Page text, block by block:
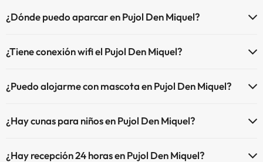
¿Dónde puedo aparcar en Pujol Den Miquel?
aparcamiento (bajo disponibilidad):
Parking exterior de pago
¿Tiene conexión wifi el Pujol Den Miquel?
El Pujol Den Miquel dispone de Internet corner.
¿Puedo alojarme con mascota en Pujol Den Miquel?
directo en hotel). Consulta las condiciones.
¿Hay cunas para niños en Pujol Den Miquel?
(solicítalo antes de iniciar tu viaje).
¿Hay recepción 24 horas en Pujol Den Miquel?